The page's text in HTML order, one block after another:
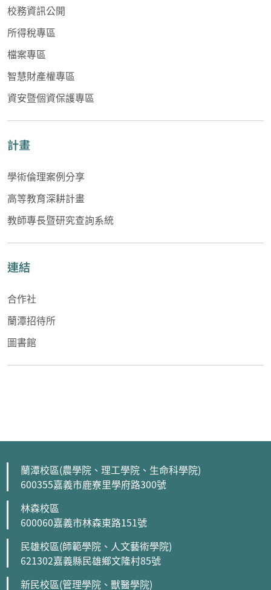
校務資訊公開
所得稅專區
檔案專區
智慧財產權專區
資安暨個資保護專區
計畫
學術倫理案例分享
高等教育深耕計畫
教師專長暨研究查詢系統
連結
合作社
蘭潭招待所
圖書館
蘭潭校區(農學院、理工學院、生命科學院)
600355嘉義市鹿寮里學府路300號
林森校區
600060嘉義市林森東路151號
民雄校區(師範學院、人文藝術學院)
621302嘉義縣民雄鄉文隆村85號
新民校區(管理學院、獸醫學院)